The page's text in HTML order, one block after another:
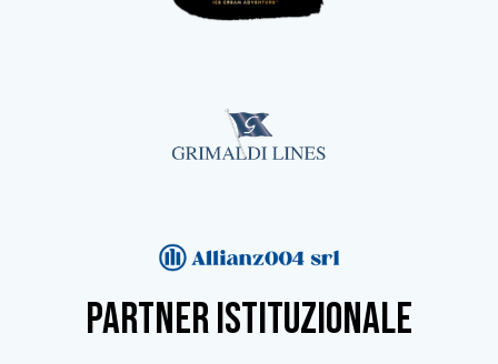
partner istituzionale